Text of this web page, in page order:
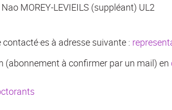
MOREY-LEVIEILS (suppléant) UL2
à adresse suivante :
(abonnement à confirmer par un mail) en